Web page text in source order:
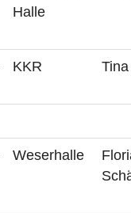
Halle
KKR
Weserhalle